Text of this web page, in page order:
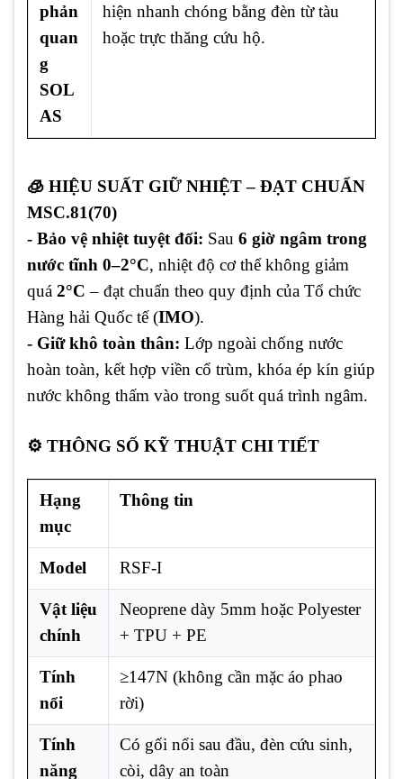
phản
quan
g
SOL
AS
hiện nhanh chóng bằng đèn từ tàu
hoặc trực thăng cứu hộ.
🧊 HIỆU SUẤT GIỮ NHIỆT – ĐẠT CHUẨN
MSC.81(70)
- Bảo vệ nhiệt tuyệt đối: Sau 6 giờ ngâm trong
nước tĩnh 0–2°C, nhiệt độ cơ thể không giảm
quá 2°C – đạt chuẩn theo quy định của Tổ chức
Hàng hải Quốc tế (IMO).
- Giữ khô toàn thân: Lớp ngoài chống nước
hoàn toàn, kết hợp viền cổ trùm, khóa ép kín giúp
nước không thấm vào trong suốt quá trình ngâm.
⚙️ THÔNG SỐ KỸ THUẬT CHI TIẾT
Hạng
mục
Thông tin
Model RSF-I
Vật liệu
chính
Neoprene dày 5mm hoặc Polyester
+ TPU + PE
Tính
nổi
≥147N (không cần mặc áo phao
rời)
Tính
năng
Có gối nổi sau đầu, đèn cứu sinh,
còi, dây an toàn